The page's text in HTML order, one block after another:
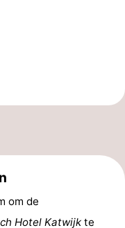
om de
Hotel Katwijk te